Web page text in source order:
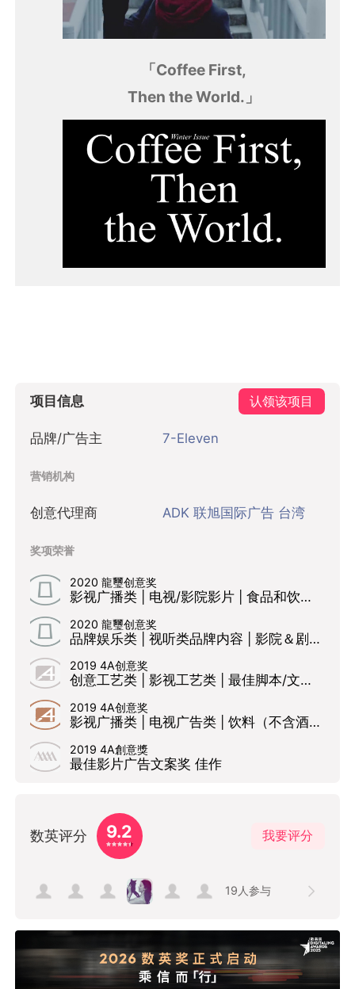
「Coffee First,
Then the World.」
项目信息 认领该项目
品牌/广告主 7-Eleven
营销机构
创意代理商 ADK 联旭国际广告 台湾
奖项荣誉
2020 龍璽创意奖
影视广播类 | 电视/影院影片 | 食品和饮料 银奖
2020 龍璽创意奖
品牌娱乐类 | 视听类品牌内容 | 影院＆剧场：虚构类影片 银奖
2019 4A创意奖
创意工艺类 | 影视工艺类 | 最佳脚本/文案 入围
2019 4A创意奖
影视广播类 | 电视广告类 | 饮料（不含酒精）类 铜奖
2019 4A創意獎
最佳影片广告文案奖 佳作
数英评分 9.2 我要评分
19 人参与